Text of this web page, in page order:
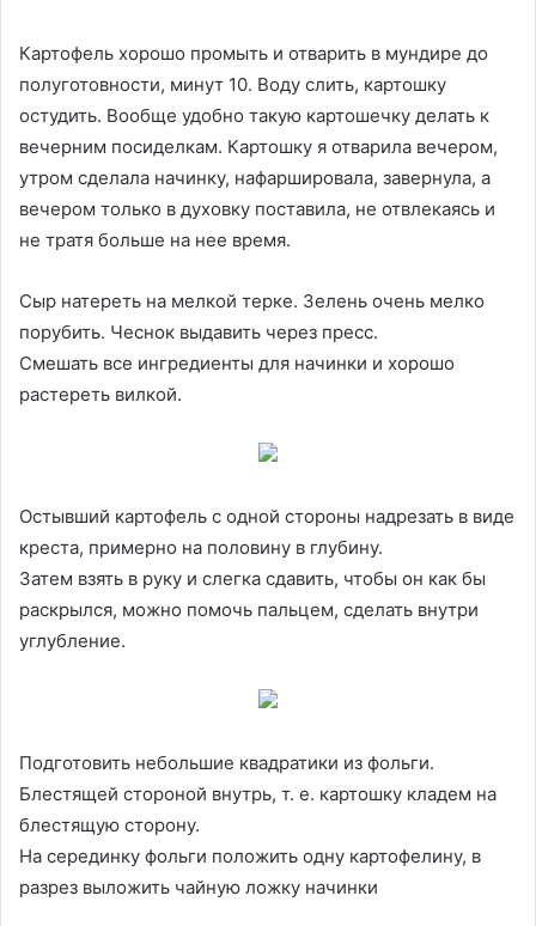
Картофель хорошо промыть и отварить в мундире до
полуготовности, минут 10. Воду слить, картошку
остудить. Вообще удобно такую картошечку делать к
вечерним посиделкам. Картошку я отварила вечером,
утром сделала начинку, нафаршировала, завернула, а
вечером только в духовку поставила, не отвлекаясь и
не тратя больше на нее время.
Сыр натереть на мелкой терке. Зелень очень мелко
порубить. Чеснок выдавить через пресс.
Смешать все ингредиенты для начинки и хорошо
растереть вилкой.
Остывший картофель с одной стороны надрезать в виде
креста, примерно на половину в глубину.
Затем взять в руку и слегка сдавить, чтобы он как бы
раскрылся, можно помочь пальцем, сделать внутри
углубление.
Подготовить небольшие квадратики из фольги.
Блестящей стороной внутрь, т. е. картошку кладем на
блестящую сторону.
На серединку фольги положить одну картофелину, в
разрез выложить чайную ложку начинки